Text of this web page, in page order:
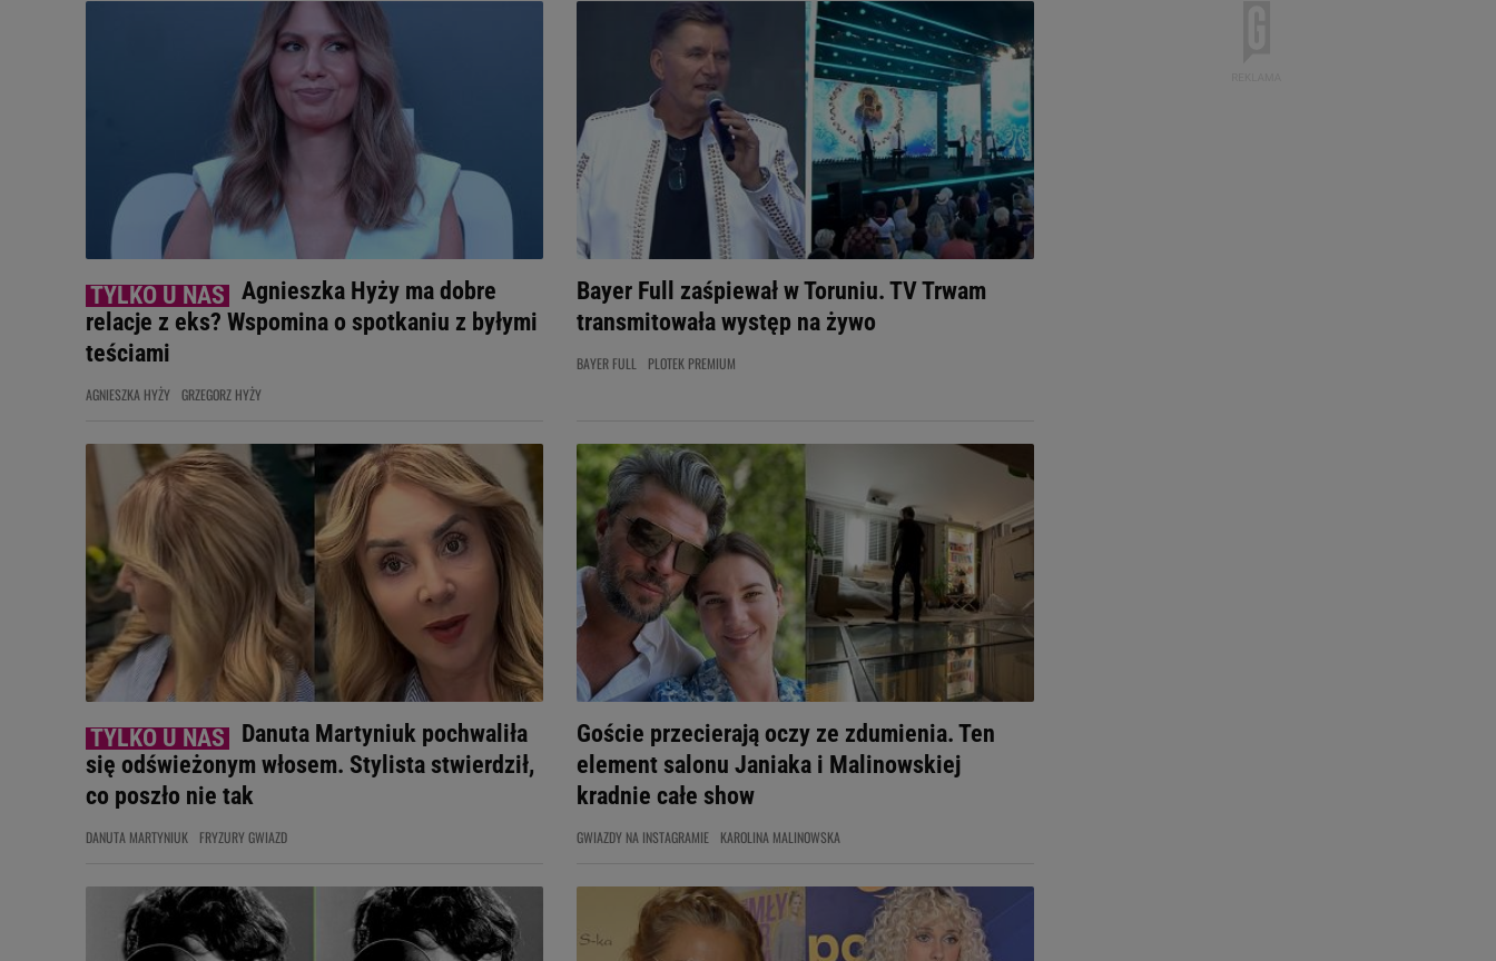
Agnieszka Hyży ma dobre
relacje z eks? Wspomina o spotkaniu z byłymi
teściami
AGNIESZKA HYŻY GRZEGORZ HYŻY
Bayer Full zaśpiewał w Toruniu. TV Trwam
transmitowała występ na żywo
BAYER FULL PLOTEK PREMIUM
Danuta Martyniuk pochwaliła
się odświeżonym włosem. Stylista stwierdził,
co poszło nie tak
DANUTA MARTYNIUK FRYZURY GWIAZD
Goście przecierają oczy ze zdumienia. Ten
element salonu Janiaka i Malinowskiej
kradnie całe show
GWIAZDY NA INSTAGRAMIE KAROLINA MALINOWSKA